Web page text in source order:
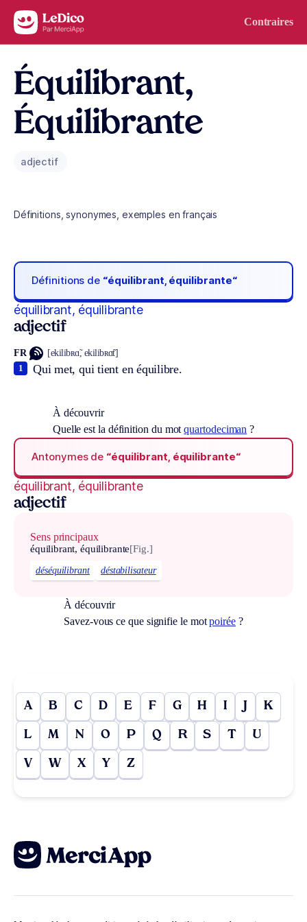
Aller au contenu Contraires
Équilibrant,
Équilibrante
adjectif
Définitions, synonymes, exemples en français
Définitions de “équilibrant, équilibrante“
équilibrant, équilibrante
adjectif
FR [ekilibʀɑ̃, ekilibʀɑ̃t]
Qui met, qui tient en équilibre.
1
À découvrir
Quelle est la définition du motquartodeciman ?
Antonymes de “équilibrant, équilibrante“
équilibrant, équilibrante
adjectif
Sens principaux
équilibrant, équilibrante[Fig.]
déséquilibrant déstabilisateur
À découvrir
Savez-vous ce que signifie le motpoirée?
A B C D E F G H I J K
L M N O P Q R S T U
V W X Y Z